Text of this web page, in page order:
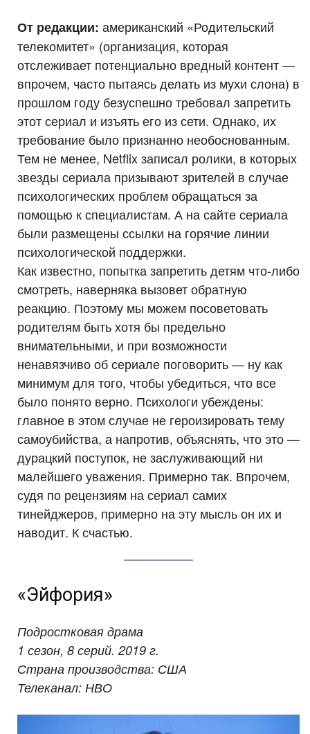
От редакции: американский «Родительский
телекомитет» (организация, которая
отслеживает потенциально вредный контент —
впрочем, часто пытаясь делать из мухи слона) в
прошлом году безуспешно требовал запретить
этот сериал и изъять его из сети. Однако, их
требование было признанно необоснованным.
Тем не менее, Netflix записал ролики, в которых
звезды сериала призывают зрителей в случае
психологических проблем обращаться за
помощью к специалистам. А на сайте сериала
были размещены ссылки на горячие линии
психологической поддержки.
Как известно, попытка запретить детям что-либо
смотреть, наверняка вызовет обратную
реакцию. Поэтому мы можем посоветовать
родителям быть хотя бы предельно
внимательными, и при возможности
ненавязчиво об сериале поговорить — ну как
минимум для того, чтобы убедиться, что все
было понято верно. Психологи убеждены:
главное в этом случае не героизировать тему
самоубийства, а напротив, объяснять, что это —
дурацкий поступок, не заслуживающий ни
малейшего уважения. Примерно так. Впрочем,
судя по рецензиям на сериал самих
тинейджеров, примерно на эту мысль он их и
наводит. К счастью.
«Эйфория»
Подростковая драма
1 сезон, 8 серий. 2019 г.
Страна производства: США
Телеканал: НВО